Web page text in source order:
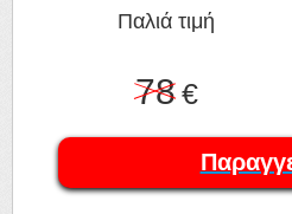
Παλιά τιμή
78€